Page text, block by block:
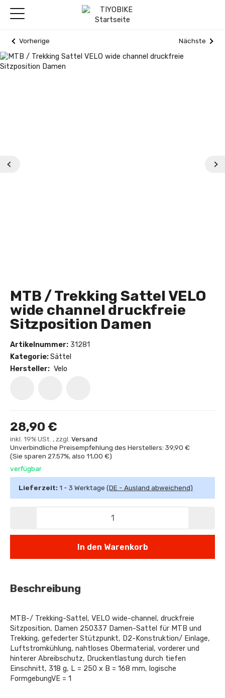
Vorherige Nächste
MTB / Trekking Sattel VELO
wide channel druckfreie
Sitzposition Damen
Artikelnummer: 31281
Kategorie:Sättel
Hersteller: Velo
28,90 €
inkl. 19% USt. , zzgl. Versand
Unverbindliche Preisempfehlung des Herstellers: 39,90 €
(Sie sparen 27.57%, also 11,00 €)
verfügbar
Lieferzeit: 1 - 3 Werktage (DE - Ausland abweichend)
In den Warenkorb
Beschreibung
MTB-/ Trekking-Sattel, VELO wide-channel, druckfreie
Sitzposition, Damen 250337 Damen-Sattel für MTB und
Trekking, gefederter Stützpunkt, D2-Konstruktion/ Einlage,
Luftstromkühlung, nahtloses Obermaterial, vorderer und
hinterer Abreibschutz, Druckentlastung durch tiefen
Einschnitt, 318 g, L = 250 x B = 168 mm, logische
FormgebungVE = 1